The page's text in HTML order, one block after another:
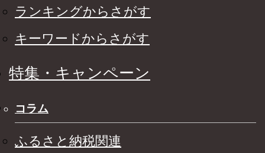
ランキングからさがす
キーワードからさがす
特集・キャンペーン
コラム
ふるさと納税関連